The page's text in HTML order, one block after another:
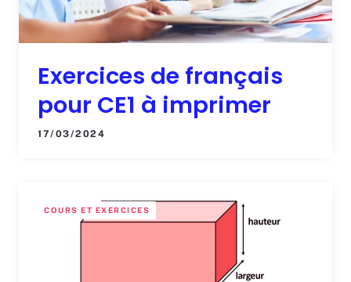
Exercices de français
pour CE1 à imprimer
17/03/2024
COURS ET EXERCICES